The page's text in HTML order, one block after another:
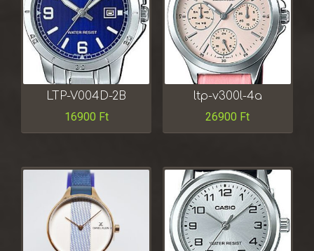
LTP-V004D-2B
16900 Ft
ltp-v300l-4a
26900 Ft